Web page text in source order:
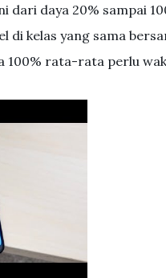
dari daya 20% sampai
di kelas yang sama
100% rata-rata perlu